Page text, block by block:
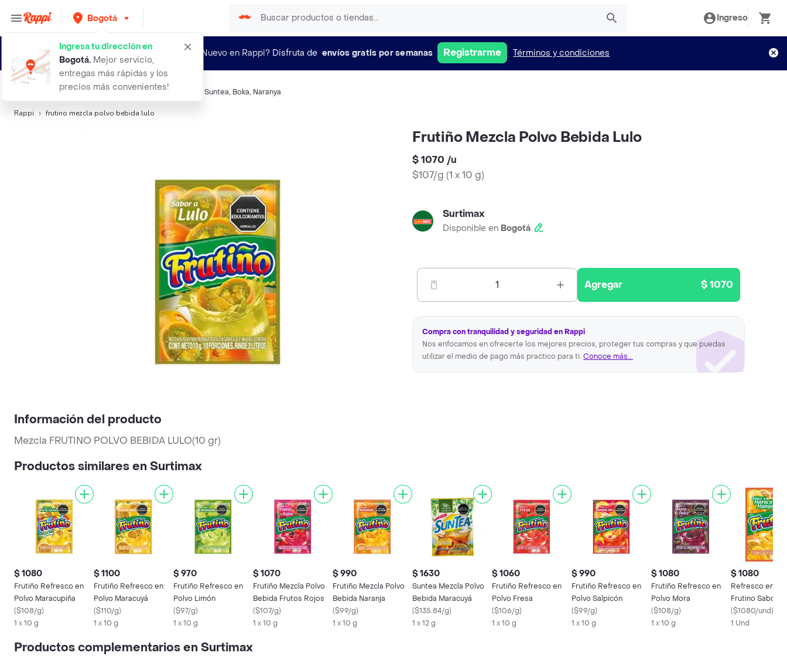
Bogotá
Ingresa tu dirección en
Bogotá. Mejor servicio,
entregas más rápidas y los
precios más convenientes!
Ingreso
¿Nuevo en Rappi? Disfruta de envíos gratis por semanas Registrarme Términos y condiciones
Búsquedas relacionadas:Refrescos en polvo Suntea, Boka, Naranya
Rappi frutino mezcla polvo bebida lulo
Frutiño Mezcla Polvo Bebida Lulo
$ 1070 /u
$107/g (1 x 10 g)
Surtimax
Disponible en Bogotá
1 Agregar $ 1070
Compra con tranquilidad y seguridad en Rappi
Nos enfocamos en ofrecerte los mejores precios, proteger tus compras y que puedas
utilizar el medio de pago más practico para ti. Conoce más...
Información del producto
Mezcla FRUTINO POLVO BEBIDA LULO(10 gr)
Productos similares en Surtimax
$ 1080
Frutiño Refresco en
Polvo Maracupiña
($108/g)
1 x 10 g
$ 1100
Frutiño Refresco en
Polvo Maracuyá
($110/g)
1 x 10 g
$ 970
Frutiño Refresco en
Polvo Limón
($97/g)
1 x 10 g
$ 1070
Frutiño Mezcla Polvo
Bebida Frutos Rojos
($107/g)
1 x 10 g
$ 990
Frutiño Mezcla Polvo
Bebida Naranja
($99/g)
1 x 10 g
$ 1630
Suntea Mezcla Polvo
Bebida Maracuyá
($135.84/g)
1 x 12 g
$ 1060
Frutiño Refresco en
Polvo Fresa
($106/g)
1 x 10 g
$ 990
Frutiño Refresco en
Polvo Salpicón
($99/g)
1 x 10 g
$ 1080
Frutiño Refresco en
Polvo Mora
($108/g)
1 x 10 g
$ 1080
Refresco en
Frutino Sabor a
Maracu Mango
($1080/und)
1 Und
Productos complementarios en Surtimax